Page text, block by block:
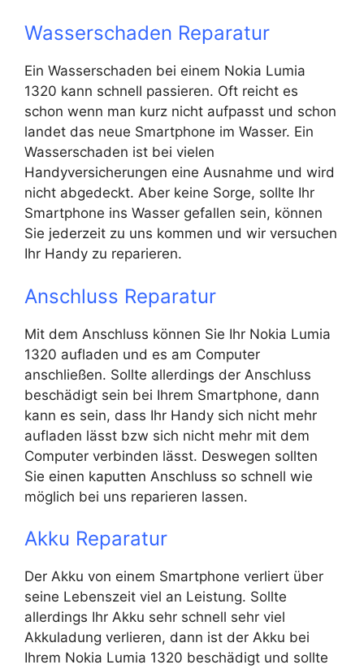
Wasserschaden Reparatur
Ein Wasserschaden bei einem Nokia Lumia
1320 kann schnell passieren. Oft reicht es
schon wenn man kurz nicht aufpasst und schon
landet das neue Smartphone im Wasser. Ein
Wasserschaden ist bei vielen
Handyversicherungen eine Ausnahme und wird
nicht abgedeckt. Aber keine Sorge, sollte Ihr
Smartphone ins Wasser gefallen sein, können
Sie jederzeit zu uns kommen und wir versuchen
Ihr Handy zu reparieren.
Anschluss Reparatur
Mit dem Anschluss können Sie Ihr Nokia Lumia
1320 aufladen und es am Computer
anschließen. Sollte allerdings der Anschluss
beschädigt sein bei Ihrem Smartphone, dann
kann es sein, dass Ihr Handy sich nicht mehr
aufladen lässt bzw sich nicht mehr mit dem
Computer verbinden lässt. Deswegen sollten
Sie einen kaputten Anschluss so schnell wie
möglich bei uns reparieren lassen.
Akku Reparatur
Der Akku von einem Smartphone verliert über
seine Lebenszeit viel an Leistung. Sollte
allerdings Ihr Akku sehr schnell sehr viel
Akkuladung verlieren, dann ist der Akku bei
Ihrem Nokia Lumia 1320 beschädigt und sollte